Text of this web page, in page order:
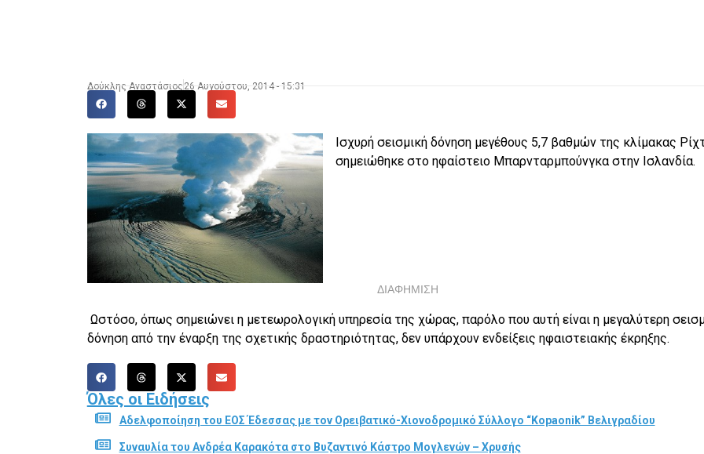
Δούκλης Αναστάσιος 26 Αυγούστου, 2014 - 15:31
Ισχυρή σεισμική δόνηση μεγέθους 5,7 βαθμών της κλίμακας
σημειώθηκε στο ηφαίστειο Μπαρνταρμπούνγκα στην Ισλανδία.
ΔΙΑΦΗΜΙΣΗ
Ωστόσο, όπως σημειώνει η μετεωρολογική υπηρεσία της χώρας, παρόλο που αυτή είναι η μεγαλύτερη
δόνηση από την έναρξη της σχετικής δραστηριότητας, δεν υπάρχουν ενδείξεις ηφαιστειακής έκρηξης.
Όλες οι Ειδήσεις
Αδελφοποίηση του ΕΟΣ Έδεσσας με τον Ορειβατικό-Χιονοδρομικό Σύλλογο “Kopaonik” Βελιγραδίου
Συναυλία του Ανδρέα Καρακότα στο Βυζαντινό Κάστρο Μογλενών – Χρυσής